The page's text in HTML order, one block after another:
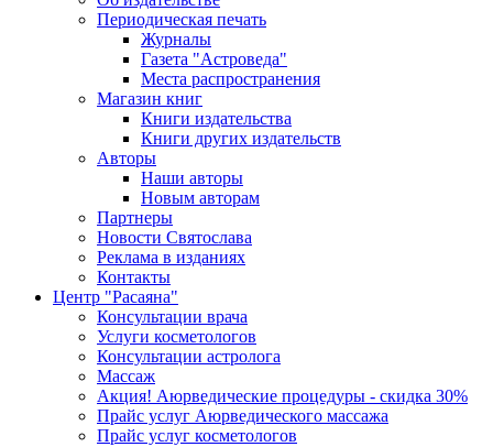
Периодическая печать
Журналы
Газета "Астроведа"
Места распространения
Магазин книг
Книги издательства
Книги других издательств
Авторы
Наши авторы
Новым авторам
Партнеры
Новости Святослава
Реклама в изданиях
Контакты
Центр "Расаяна"
Консультации врача
Услуги косметологов
Консультации астролога
Массаж
Акция! Аюрведические процедуры - скидка 30%
Прайс услуг Аюрведического массажа
Прайс услуг косметологов